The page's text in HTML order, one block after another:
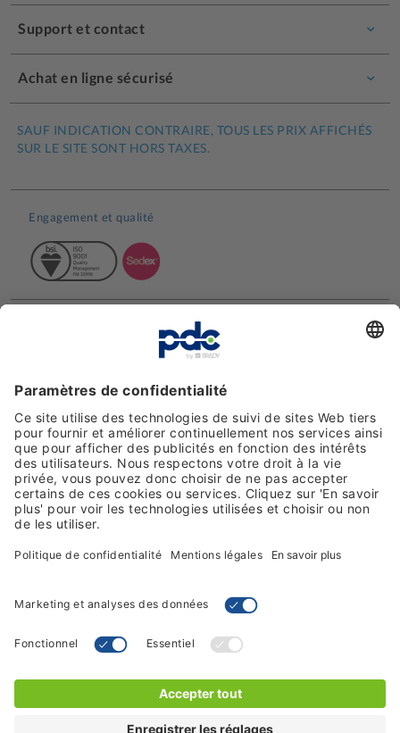
Support et contact
Achat en ligne sécurisé
SAUF INDICATION CONTRAIRE, TOUS LES PRIX AFFICHÉS
SUR LE SITE SONT HORS TAXES.
Engagement et qualité
Moyens de paiement